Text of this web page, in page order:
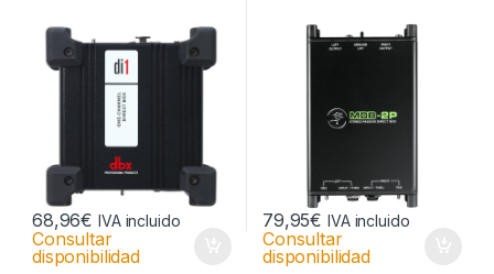
68,96€ IVA incluido
Consultar
disponibilidad
79,95€ IVA incluido
Consultar
disponibilidad